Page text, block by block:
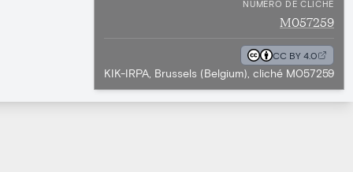
NUMÉRO DE CLICHÉ
M057259
CC BY 4.0
KIK-IRPA, Brussels (Belgium), cliché M057259